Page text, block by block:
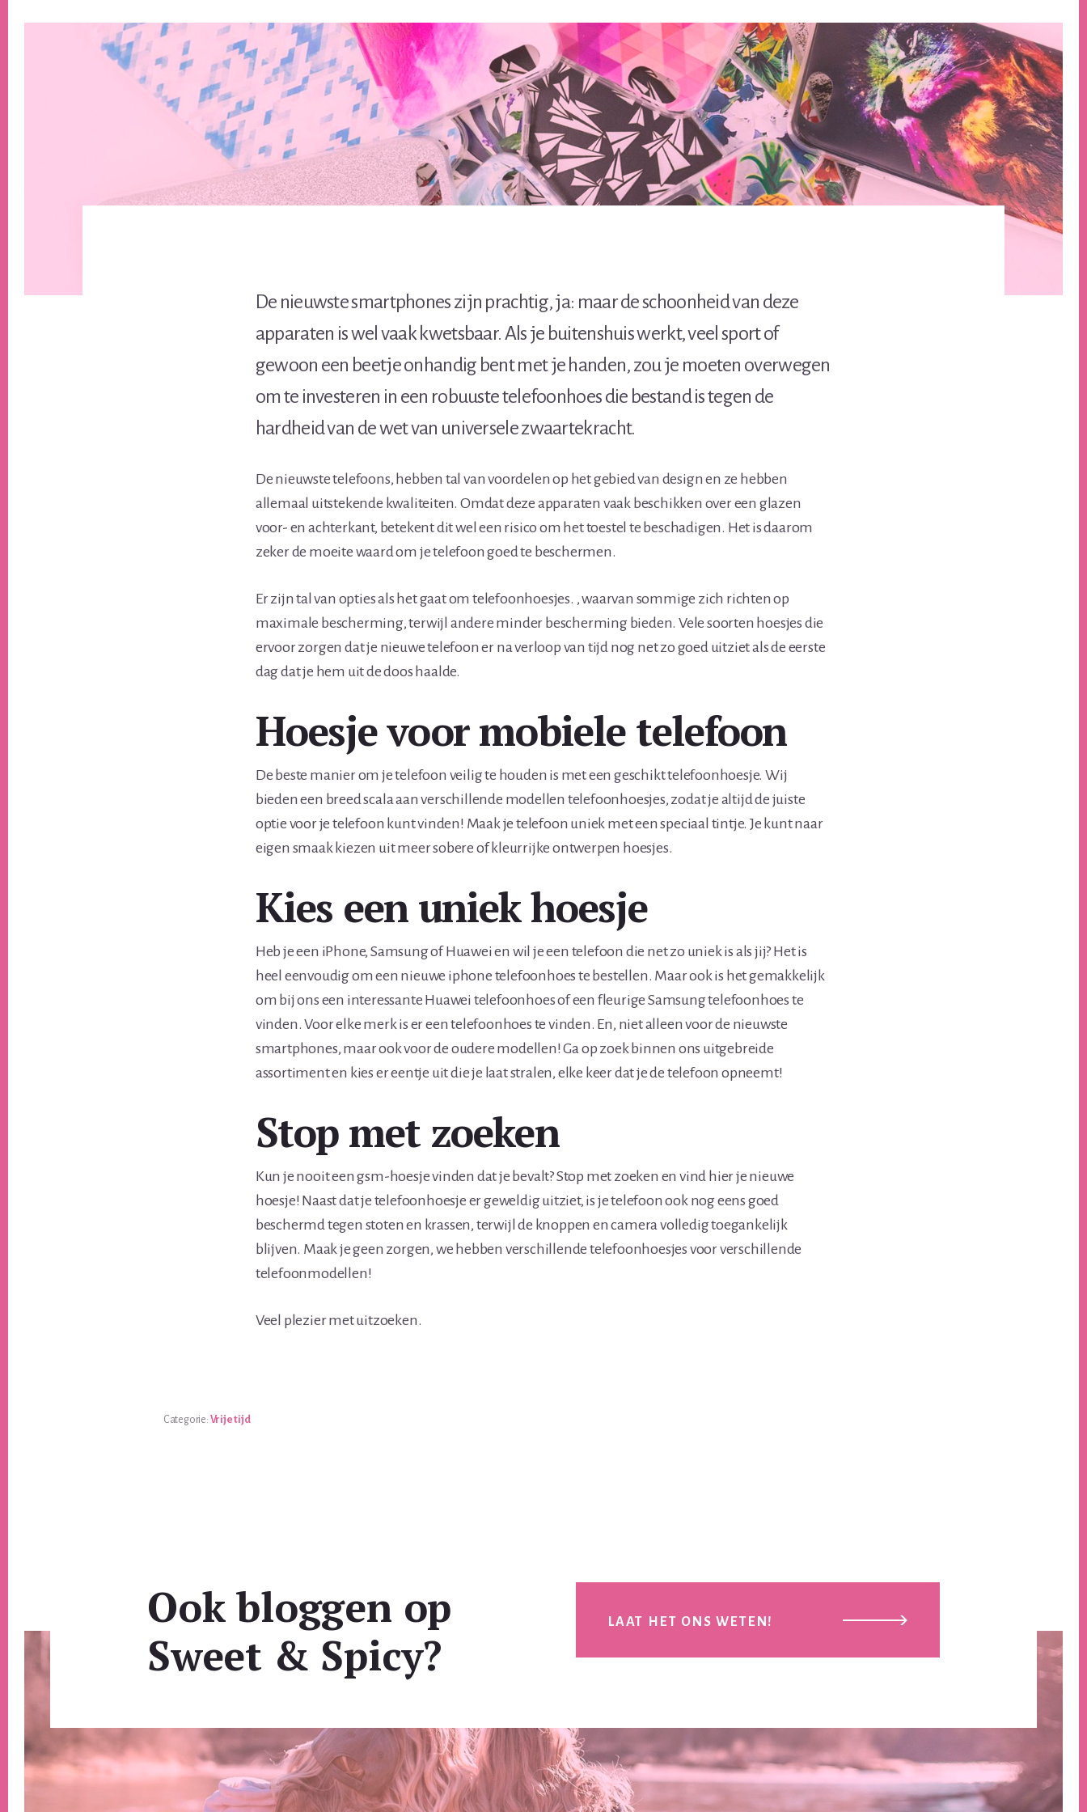
De nieuwste smartphones zijn prachtig, ja: maar de schoonheid van deze
apparaten is wel vaak kwetsbaar. Als je buitenshuis werkt, veel sport of
gewoon een beetje onhandig bent met je handen, zou je moeten overwegen
om te investeren in een robuuste telefoonhoes die bestand is tegen de
hardheid van de wet van universele zwaartekracht.
De nieuwste telefoons, hebben tal van voordelen op het gebied van design en ze hebben
allemaal uitstekende kwaliteiten. Omdat deze apparaten vaak beschikken over een glazen
voor- en achterkant, betekent dit wel een risico om het toestel te beschadigen. Het is daarom
zeker de moeite waard om je telefoon goed te beschermen.
Er zijn tal van opties als het gaat om telefoonhoesjes. , waarvan sommige zich richten op
maximale bescherming, terwijl andere minder bescherming bieden. Vele soorten hoesjes die
ervoor zorgen dat je nieuwe telefoon er na verloop van tijd nog net zo goed uitziet als de eerste
dag dat je hem uit de doos haalde.
Hoesje voor mobiele telefoon
De beste manier om je telefoon veilig te houden is met een geschikt telefoonhoesje. Wij
bieden een breed scala aan verschillende modellen telefoonhoesjes, zodat je altijd de juiste
optie voor je telefoon kunt vinden! Maak je telefoon uniek met een speciaal tintje. Je kunt naar
eigen smaak kiezen uit meer sobere of kleurrijke ontwerpen hoesjes.
Kies een uniek hoesje
Heb je een iPhone, Samsung of Huawei en wil je een telefoon die net zo uniek is als jij? Het is
heel eenvoudig om een nieuwe iphone telefoonhoes te bestellen. Maar ook is het gemakkelijk
om bij ons een interessante Huawei telefoonhoes of een fleurige Samsung telefoonhoes te
vinden. Voor elke merk is er een telefoonhoes te vinden. En, niet alleen voor de nieuwste
smartphones, maar ook voor de oudere modellen! Ga op zoek binnen ons uitgebreide
assortiment en kies er eentje uit die je laat stralen, elke keer dat je de telefoon opneemt!
Stop met zoeken
Kun je nooit een gsm-hoesje vinden dat je bevalt? Stop met zoeken en vind hier je nieuwe
hoesje! Naast dat je telefoonhoesje er geweldig uitziet, is je telefoon ook nog eens goed
beschermd tegen stoten en krassen, terwijl de knoppen en camera volledig toegankelijk
blijven. Maak je geen zorgen, we hebben verschillende telefoonhoesjes voor verschillende
telefoonmodellen!
Veel plezier met uitzoeken.
Categorie: Vrije tijd
Ook bloggen op
Sweet & Spicy?
LAAT HET ONS WETEN!